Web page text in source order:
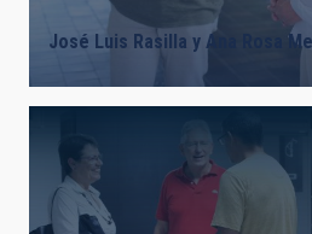
José Luis Rasilla y Ana Rosa